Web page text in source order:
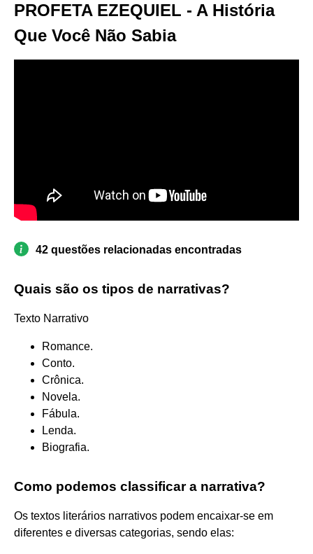
PROFETA EZEQUIEL - A História
Que Você Não Sabia
42 questões relacionadas encontradas
Quais são os tipos de narrativas?
Texto Narrativo
Romance.
Conto.
Crônica.
Novela.
Fábula.
Lenda.
Biografia.
Como podemos classificar a narrativa?
Os textos literários narrativos podem encaixar-se em
diferentes e diversas categorias, sendo elas: